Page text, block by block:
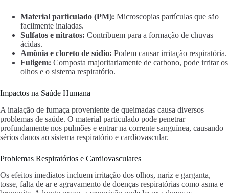
Material particulado (PM): Microscopias partículas que são
facilmente inaladas.
Sulfatos e nitratos: Contribuem para a formação de chuvas
ácidas.
Amônia e cloreto de sódio: Podem causar irritação respiratória.
Fuligem: Composta majoritariamente de carbono, pode irritar os
olhos e o sistema respiratório.
Impactos na Saúde Humana
A inalação de fumaça proveniente de queimadas causa diversos
problemas de saúde. O material particulado pode penetrar
profundamente nos pulmões e entrar na corrente sanguínea, causando
sérios danos ao sistema respiratório e cardiovascular.
Problemas Respiratórios e Cardiovasculares
Os efeitos imediatos incluem irritação dos olhos, nariz e garganta,
tosse, falta de ar e agravamento de doenças respiratórias como asma e